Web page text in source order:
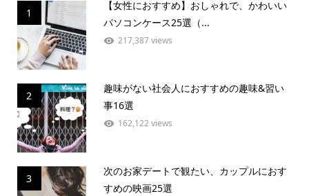
1
【女性におすすめ】おしゃれで、かわいい
パソコンケース25選（...
217,387 views
2
趣味がない社会人におすすめの趣味&習い
事16選
162,122 views
3
次のお家デートで観たい、カップルにおす
すめの映画25選